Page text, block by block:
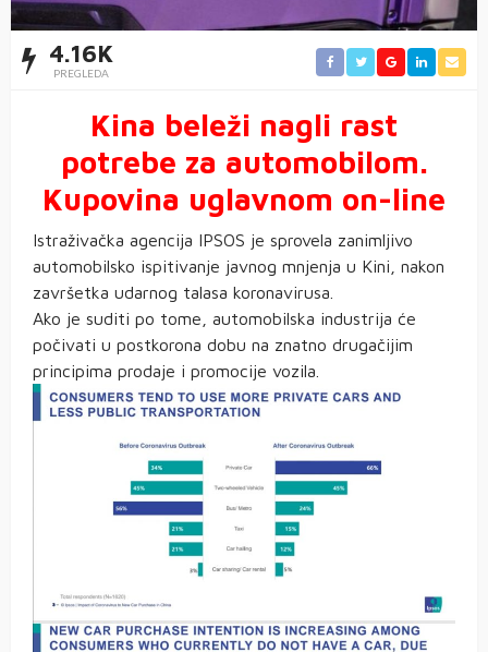
4.16K
PREGLEDA
Kina beleži nagli rast
potrebe za automobilom.
Kupovina uglavnom on-line
Istraživačka agencija IPSOS je sprovela zanimljivo
automobilsko ispitivanje javnog mnjenja u Kini, nakon
završetka udarnog talasa koronavirusa.
Ako je suditi po tome, automobilska industrija će
počivati u postkorona dobu na znatno drugačijim
principima prodaje i promocije vozila.